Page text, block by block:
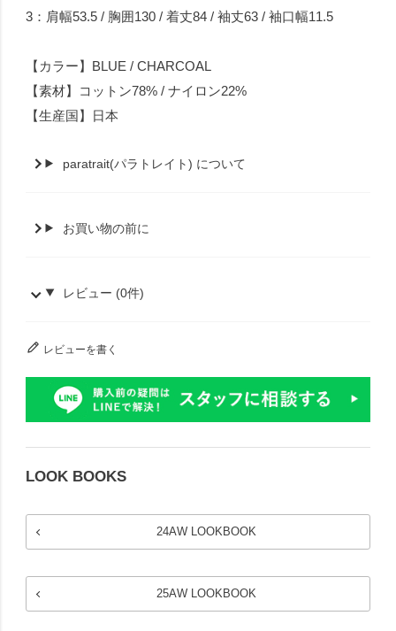
3：肩幅53.5 / 胸囲130 / 着丈84 / 袖丈63 / 袖口幅11.5
【カラー】BLUE / CHARCOAL
【素材】コットン78% / ナイロン22%
【生産国】日本
paratrait(パラトレイト) について
お買い物の前に
レビュー (0件)
レビューを書く
LOOK BOOKS
24AW LOOKBOOK
25AW LOOKBOOK